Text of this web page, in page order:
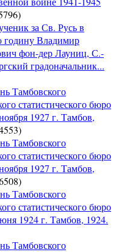
за Св. Русь в
годину Владимир
фон-дер Лауниц, С.-
градоначальник...
Тамбовского
статистического бюро
1927 г. Тамбов,
Тамбовского
статистического бюро
1927 г. Тамбов,
Тамбовского
статистического бюро
1924 г. Тамбов, 1924.
Тамбовского